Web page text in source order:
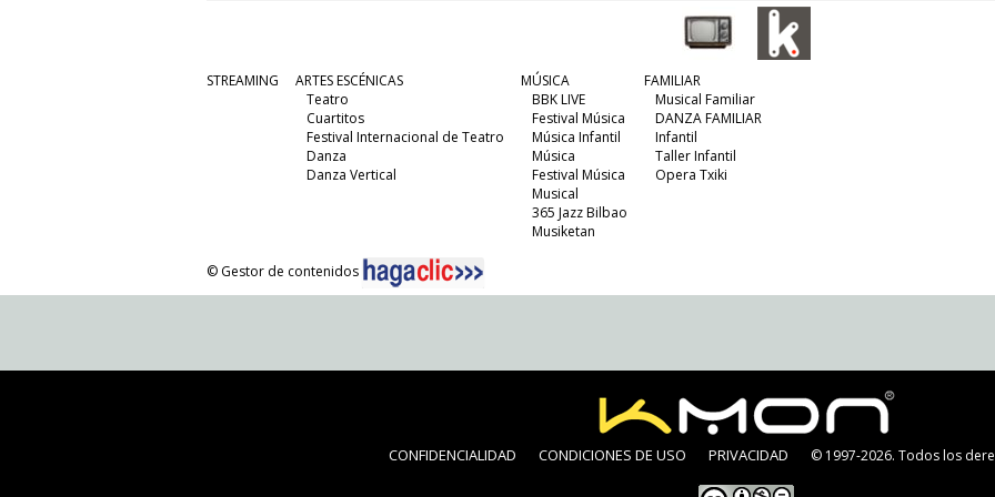
STREAMING
ARTES ESCÉNICAS
Teatro
Cuartitos
Festival Internacional de Teatro
Danza
Danza Vertical
MÚSICA
BBK LIVE
Festival Música
Música Infantil
Música
Festival Música
Musical
365 Jazz Bilbao
Musiketan
FAMILIAR
Musical Familiar
DANZA FAMILIAR
Infantil
Taller Infantil
Opera Txiki
© Gestor de contenidos
CONFIDENCIALIDAD CONDICIONES DE USO PRIVACIDAD © 1997-2026. Todos los